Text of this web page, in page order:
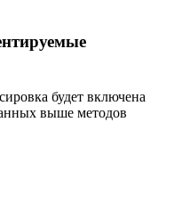
будет включена
выше методов